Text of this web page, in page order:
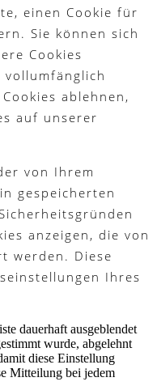
einen Cookie für
Sie können sich
Cookies
vollumfänglich
ablehnen,
auf unserer
von Ihrem
gespeicherten
anzeigen, die von
werden. Diese
Ihres
dauerhaft ausgeblendet
wurde, abgelehnt
diese Einstellung
Mitteilung bei jedem